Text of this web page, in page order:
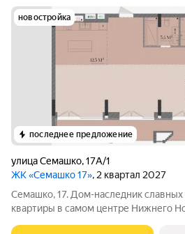
новостройка
последнее предложение
улица Семашко,17А/1
ЖК «Семашко 17», 2 квартал 2027
Семашко, 17. Дом-наследник славных
квартиры в самом центре Нижнего